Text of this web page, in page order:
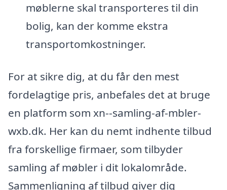
møblerne skal transporteres til din
bolig, kan der komme ekstra
transportomkostninger.
For at sikre dig, at du får den mest
fordelagtige pris, anbefales det at bruge
en platform som xn--samling-af-mbler-
wxb.dk. Her kan du nemt indhente tilbud
fra forskellige firmaer, som tilbyder
samling af møbler i dit lokalområde.
Sammenligning af tilbud giver dig